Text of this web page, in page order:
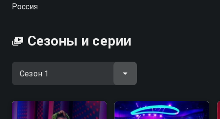
Россия
Сезоны и серии